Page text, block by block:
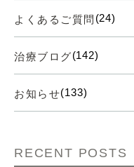
よくあるご質問 (24)
治療ブログ(142)
お知らせ(133)
RECENT POSTS